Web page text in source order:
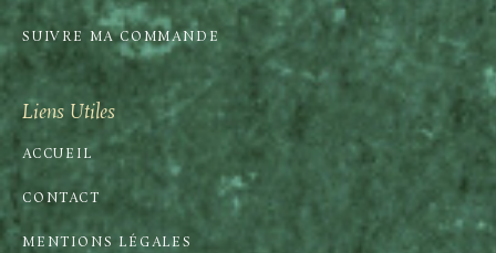
SUIVRE MA COMMANDE
Liens Utiles
ACCUEIL
CONTACT
MENTIONS LÉGALES